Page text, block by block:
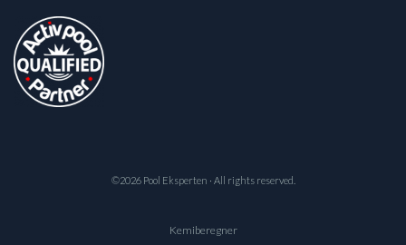
©2026 Pool Eksperten · All rights reserved.
Kemiberegner